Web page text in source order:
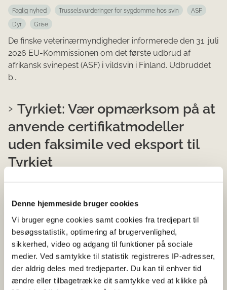
Denne hjemmeside bruger cookies
Vi bruger egne cookies samt cookies fra tredjepart til
besøgsstatistik, optimering af brugervenlighed,
sikkerhed, video og adgang til funktioner på sociale
medier. Ved samtykke til statistik registreres IP-adresser,
der aldrig deles med tredjeparter. Du kan til enhver tid
ændre eller tilbagetrække dit samtykke ved at klikke på
Faglig nyhed Trusselsvurderinger for sygdomme hos svin
ASF
Dyr
Grise
De finske veterinærmyndigheder informerede den 31. juli
2026 EU-Kommissionen om det første udbrud af
afrikansk svinepest (ASF) i vildsvin i Finland. Udbruddet
b...
Tyrkiet: Vær opmærksom på at
anvende certifikatmodeller
uden faksimile ved eksport til
Tyrkiet
03-08-2026
Faglig nyhed Faglige nyheder om certifikatdatabasen
Ved eksport til Tyrkiet på OEC-, EC- og FS-certifikater
skal eksportøren være opmærksom på udelukkende at
benytte specifikke Tyrkiet-modeller, da disse er undta...
ÆNDRING AF DATO FOR AFHOLDELSE AF
NÆSTE SERVICEVINDUE I DIX